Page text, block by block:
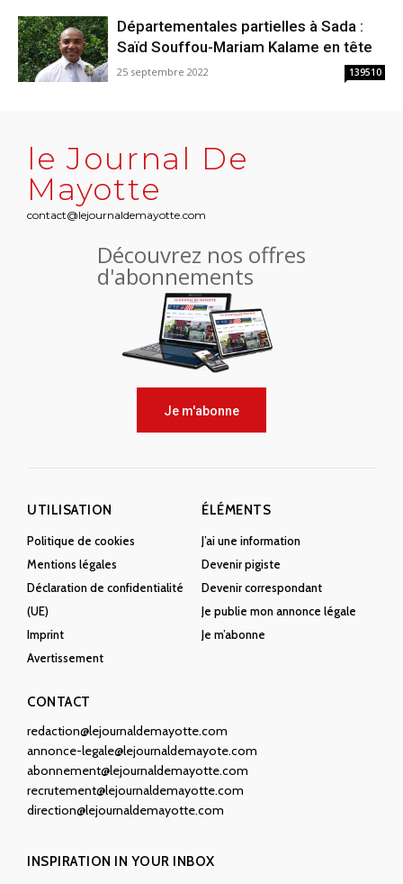
Départementales partielles à Sada :
Saïd Souffou-Mariam Kalame en tête
25 septembre 2022 139510
le Journal De
Mayotte
contact@lejournaldemayotte.com
Découvrez nos offres
d'abonnements
Je m'abonne
UTILISATION
Politique de cookies
Mentions légales
Déclaration de confidentialité
(UE)
Imprint
Avertissement
ÉLÉMENTS
J’ai une information
Devenir pigiste
Devenir correspondant
Je publie mon annonce légale
Je m’abonne
CONTACT
redaction@lejournaldemayotte.com
annonce-legale@lejournaldemayote.com
abonnement@lejournaldemayotte.com
recrutement@lejournaldemayotte.com
direction@lejournaldemayotte.com
INSPIRATION IN YOUR INBOX